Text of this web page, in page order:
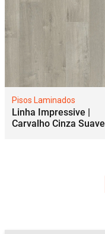
Pisos Laminados
Linha Impressive |
Carvalho Cinza Suave